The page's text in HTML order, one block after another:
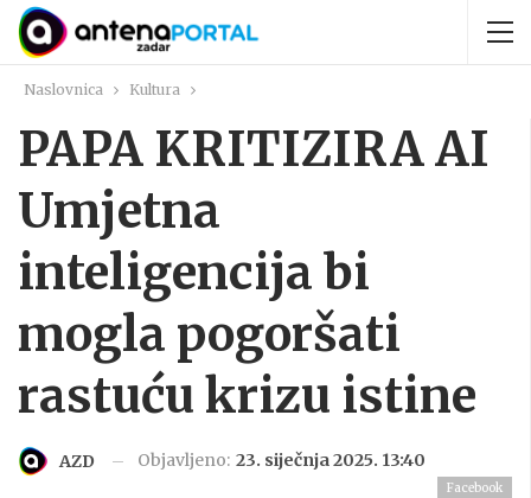
Naslovnica Kultura
PAPA KRITIZIRA AI
Umjetna
inteligencija bi
mogla pogoršati
rastuću krizu istine
AZD Objavljeno: 23. siječnja 2025. 13:40
Facebook